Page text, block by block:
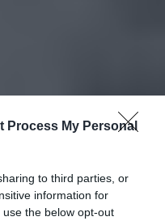
Process My Personal
to third parties, or
information for
the below opt-out